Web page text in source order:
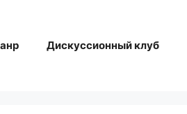
Дискуссионный клуб